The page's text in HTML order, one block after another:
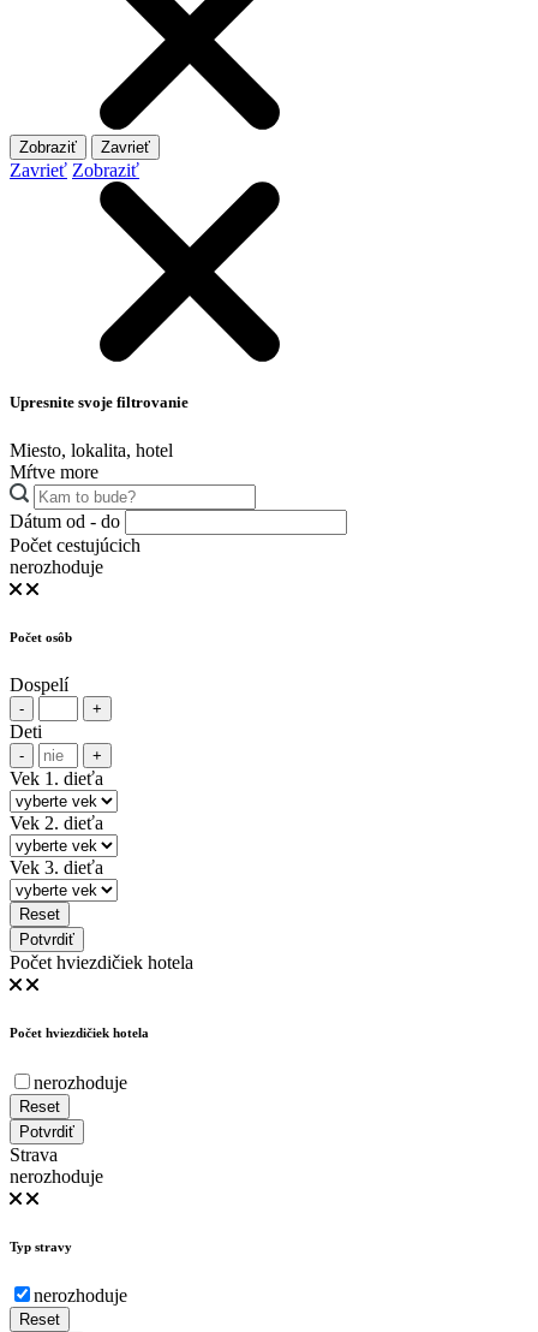
Zobraziť Zavrieť
Zavrieť Zobraziť
Upresnite svoje filtrovanie
Miesto, lokalita, hotel
Mŕtve more
Dátum od - do
Počet cestujúcich
nerozhoduje
Počet osôb
Dospelí
- +
Deti
- +
Vek 1. dieťa
Vek 2. dieťa
Vek 3. dieťa
Reset
Potvrdiť
Počet hviezdičiek hotela
Počet hviezdičiek hotela
nerozhoduje
Reset
Potvrdiť
Strava
nerozhoduje
Typ stravy
nerozhoduje
Reset